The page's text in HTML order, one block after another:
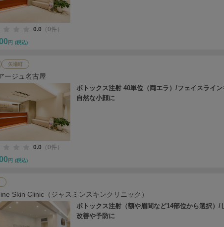
0.0 （0件）
円 (税込)
矢場町
ージュ名古屋
ボトックス注射 40単位（両エラ）/フェイスライン
自然な小顔に
0.0 （0件）
円 (税込)
Skin Clinic（ジャスミンスキンクリニック）
ボトックス注射（額や眉間など14部位から選択）/
改善や予防に